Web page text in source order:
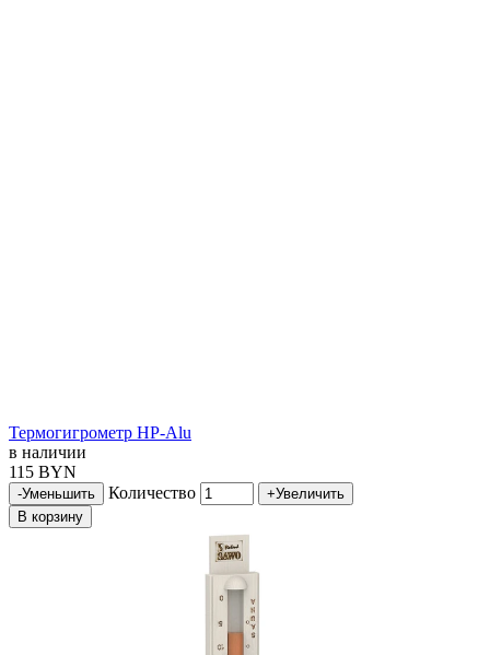
Термогигрометр HP-Alu
в наличии
115 BYN
-Уменьшить Количество +Увеличить
В корзину